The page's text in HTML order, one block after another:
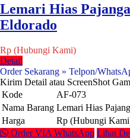
Lemari Hias
Eldorado
Rp (Hubungi Kami)
Detail
Order Sekarang » Telpon/
Kirim Detail atau ScreenShot
Kode
AF-073
Nama Barang Lemari Hias
Harga
Rp (Hubungi
Order VIA WhatsApp Lihat